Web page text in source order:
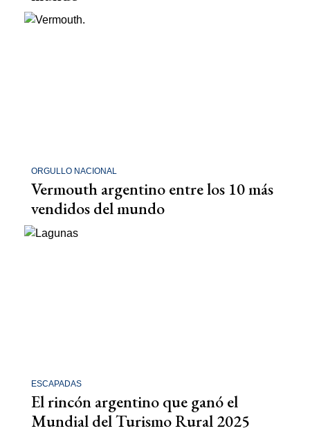
ORGULLO NACIONAL
Vermouth argentino entre los 10 más
vendidos del mundo
ESCAPADAS
El rincón argentino que ganó el
Mundial del Turismo Rural 2025